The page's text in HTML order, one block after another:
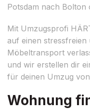
Potsdam nach Bolton
Mit Umzugsprofi
auf einen stressfreien
Möbeltransport
und wir erstellen dir
für deinen Umzug
Wohnung